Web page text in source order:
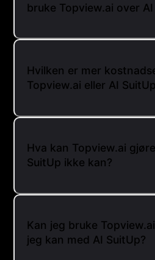
bruke Topview.ai over
Hvilken er mer
Topview.ai eller AI
Hva kan Topview.ai
SuitUp ikke kan?
Kan jeg bruke
jeg kan med AI SuitUp?